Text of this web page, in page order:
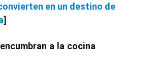
en un destino de
]
a la cocina